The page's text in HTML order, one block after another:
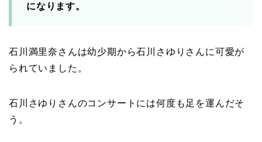
になります。
石川満里奈さんは幼少期から石川さゆりさんに可愛が
られていました。
石川さゆりさんのコンサートには何度も足を運んだそ
う。